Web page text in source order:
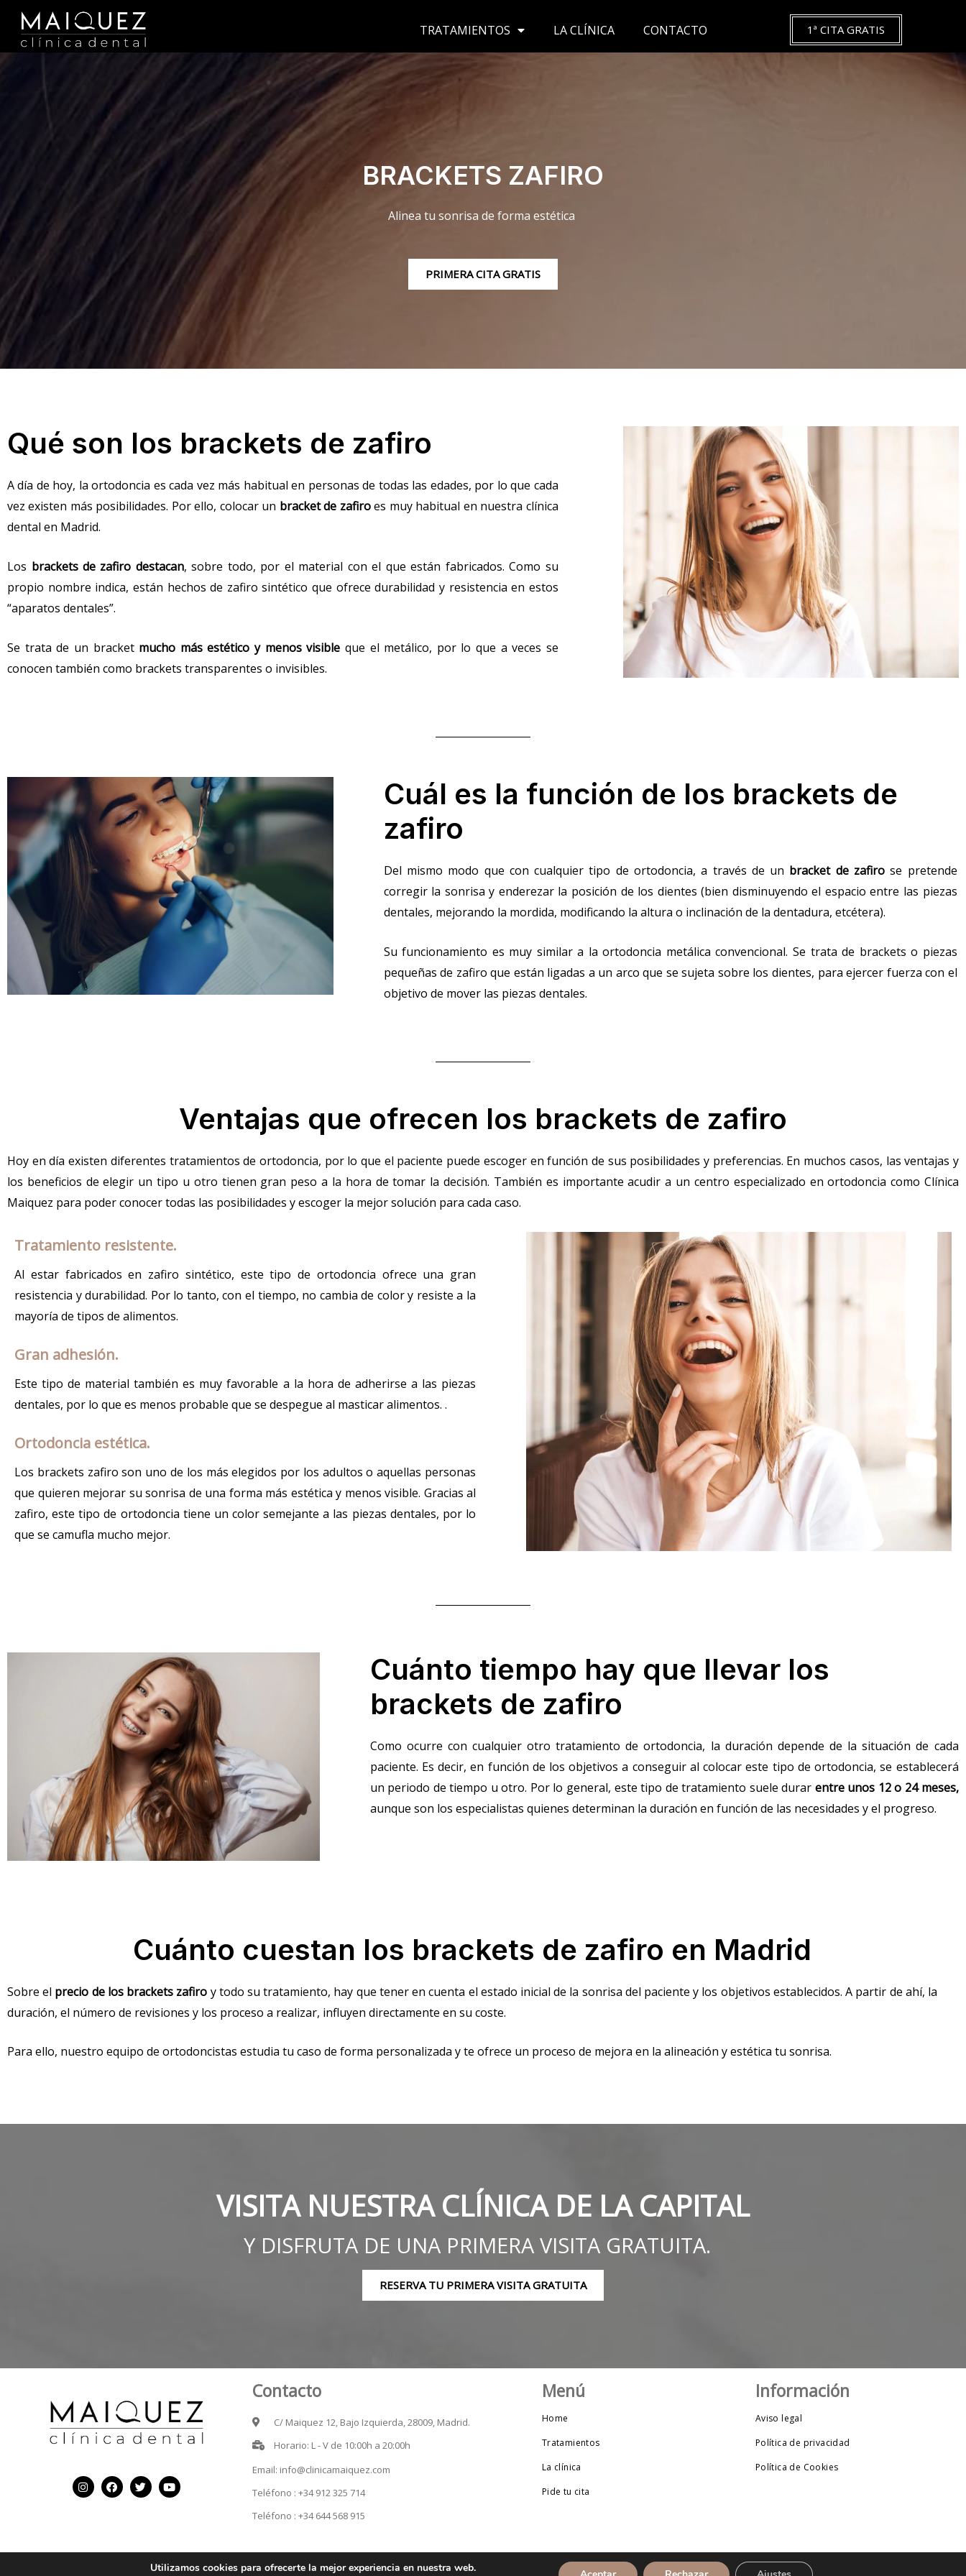
TRATAMIENTOS LA CLÍNICA CONTACTO 1ª CITA GRATIS
BRACKETS ZAFIRO
Alinea tu sonrisa de forma estética
PRIMERA CITA GRATIS
Qué son los brackets de zafiro
A día de hoy, la ortodoncia es cada vez más habitual en personas de todas las edades, por lo que cada
vez existen más posibilidades. Por ello, colocar un bracket de zafiroes muy habitual en nuestra clínica
dental en Madrid.
Los brackets de zafiro destacan, sobre todo, por el material con el que están fabricados. Como su
propio nombre indica, están hechos de zafiro sintético que ofrece durabilidad y resistencia en estos
“aparatos dentales”.
Se trata de un bracket mucho más estético y menos visible que el metálico, por lo que a veces se
conocen también como brackets transparentes o invisibles.
Cuál es la función de los brackets de
zafiro
Del mismo modo que con cualquier tipo de ortodoncia, a través de un bracket de zafirose pretende
corregir la sonrisa y enderezar la posición de los dientes (bien disminuyendo el espacio entre las piezas
dentales, mejorando la mordida, modificando la altura o inclinación de la dentadura, etcétera).
Su funcionamiento es muy similar a la ortodoncia metálica convencional. Se trata de brackets o piezas
pequeñas de zafiro que están ligadas a un arco que se sujeta sobre los dientes, para ejercer fuerza con el
objetivo de mover las piezas dentales.
Ventajas que ofrecen los brackets de zafiro
Hoy en día existen diferentes tratamientos de ortodoncia, por lo que el paciente puede escoger en función de sus posibilidades y preferencias. En muchos casos, las ventajas y
los beneficios de elegir untipo u otro tienen gran peso a la hora de tomar la decisión. También es importante acudir a un centro especializado en ortodoncia comoClínica
Maiquez para poder conocer todas las posibilidades y escoger la mejor solución para cada caso.
Tratamiento resistente.
Al estar fabricados en zafiro sintético, este tipo de ortodoncia ofrece una gran
resistencia y durabilidad. Por lo tanto, con el tiempo, no cambia de color y resiste a la
mayoría de tipos de alimentos.
Gran adhesión.
Este tipo de material también es muy favorable a la hora de adherirse a las piezas
dentales, por lo que es menos probable que se despegue al masticar alimentos. .
Ortodoncia estética.
Los brackets zafiro son uno de los más elegidos por los adultos o aquellas personas
que quieren mejorar su sonrisa de una forma más estética y menos visible. Gracias al
zafiro, este tipo de ortodoncia tiene un color semejante a las piezas dentales, por lo
que se camufla mucho mejor.
Cuánto tiempo hay que llevar los
brackets de zafiro
Como ocurre con cualquier otro tratamiento de ortodoncia, la duración depende de la situación de cada
paciente. Es decir, en función de los objetivos a conseguir al colocar este tipo de ortodoncia,se establecerá
un periodo de tiempo u otro. Por lo general, este tipo de tratamiento suele durar entre unos 12 o 24 meses,
aunque son los especialistas quienes determinan la duración en función de las necesidades y el progreso.
Cuánto cuestan los brackets de zafiro en Madrid
Sobre el precio de los brackets zafiro y todo su tratamiento, hay que tener en cuenta el estado inicial de la sonrisa del paciente y los objetivos establecidos. A partir de ahí, la
duración, el número de revisiones y los proceso a realizar, influyen directamente en su coste.
Para ello, nuestro equipo de ortodoncistas estudia tu caso de forma personalizada y te ofrece un proceso de mejora en la alineación y estética tu sonrisa.
VISITA NUESTRA CLÍNICA DE LA CAPITAL
Y DISFRUTA DE UNA PRIMERA VISITA GRATUITA.
RESERVA TU PRIMERA VISITA GRATUITA
Contacto
C/ Maiquez 12, Bajo Izquierda, 28009, Madrid.
Horario: L - V de 10:00h a 20:00h
Email: info@clinicamaiquez.com
Teléfono : +34 912 325 714
Teléfono : +34 644 568 915
Menú
Home
Tratamientos
La clínica
Pide tu cita
Información
Aviso legal
Política de privacidad
Política de Cookies
Copyright © 2023 Maiquez | Hecho con por Baobab Marketing
Utilizamos cookies para ofrecerte la mejor experiencia en nuestra web.